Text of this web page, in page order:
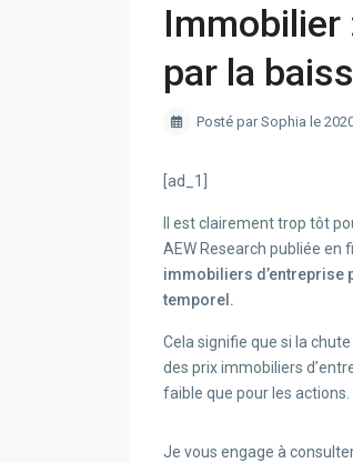
Immobilier
par la
Posté par Sophia le
[ad_1]
Il est clairement trop tôt
AEW Research publiée en
immobiliers d’entreprise
temporel.
Cela signifie que si la
des prix immobiliers
faible que pour les actions.
Je vous engage à